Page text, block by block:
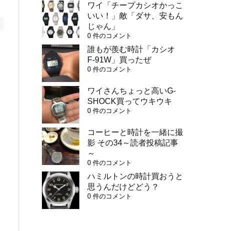
ワイ「チープカシオかっこ
いい！」敵「ダサ、安もん
じゃん」
0 件のコメント
誰もが羨む時計「カシオ
F-91W」買ったぜ
0 件のコメント
ワイさんちょっと高いG-
SHOCK買ってウキウキ
0 件のコメント
コーヒーと時計を一緒に撮
影 その34～読者投稿記事
～
0 件のコメント
ハミルトンの時計買おうと
思うんだけどどう？
0 件のコメント